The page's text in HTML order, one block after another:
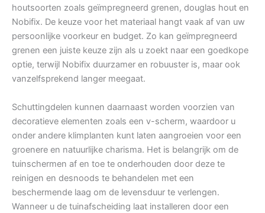
houtsoorten zoals geïmpregneerd grenen, douglas hout en
Nobifix. De keuze voor het materiaal hangt vaak af van uw
persoonlijke voorkeur en budget. Zo kan geïmpregneerd
grenen een juiste keuze zijn als u zoekt naar een goedkope
optie, terwijl Nobifix duurzamer en robuuster is, maar ook
vanzelfsprekend langer meegaat.
Schuttingdelen kunnen daarnaast worden voorzien van
decoratieve elementen zoals een v-scherm, waardoor u
onder andere klimplanten kunt laten aangroeien voor een
groenere en natuurlijke charisma. Het is belangrijk om de
tuinschermen af en toe te onderhouden door deze te
reinigen en desnoods te behandelen met een
beschermende laag om de levensduur te verlengen.
Wanneer u de tuinafscheiding laat installeren door een